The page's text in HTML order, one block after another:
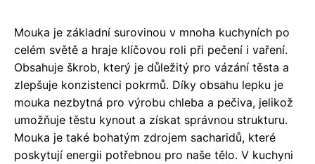
Mouka je základní surovinou v mnoha kuchyních po
celém světě a hraje klíčovou roli při pečení i vaření.
Obsahuje škrob, který je důležitý pro vázání těsta a
zlepšuje konzistenci pokrmů. Díky obsahu lepku je
mouka nezbytná pro výrobu chleba a pečiva, jelikož
umožňuje těstu kynout a získat správnou strukturu.
Mouka je také bohatým zdrojem sacharidů, které
poskytují energii potřebnou pro naše tělo. V kuchyni